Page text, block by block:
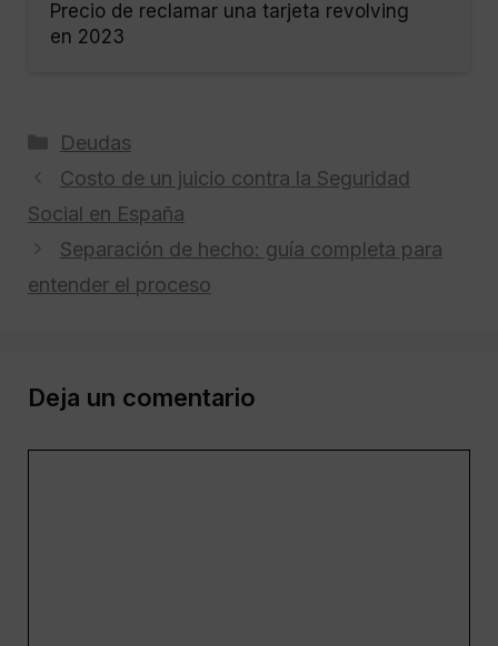
Precio de reclamar una tarjeta revolving
en 2023
Categorías
Deudas
Costo de un juicio contra la Seguridad
Social en España
Separación de hecho: guía completa para
entender el proceso
Deja un comentario